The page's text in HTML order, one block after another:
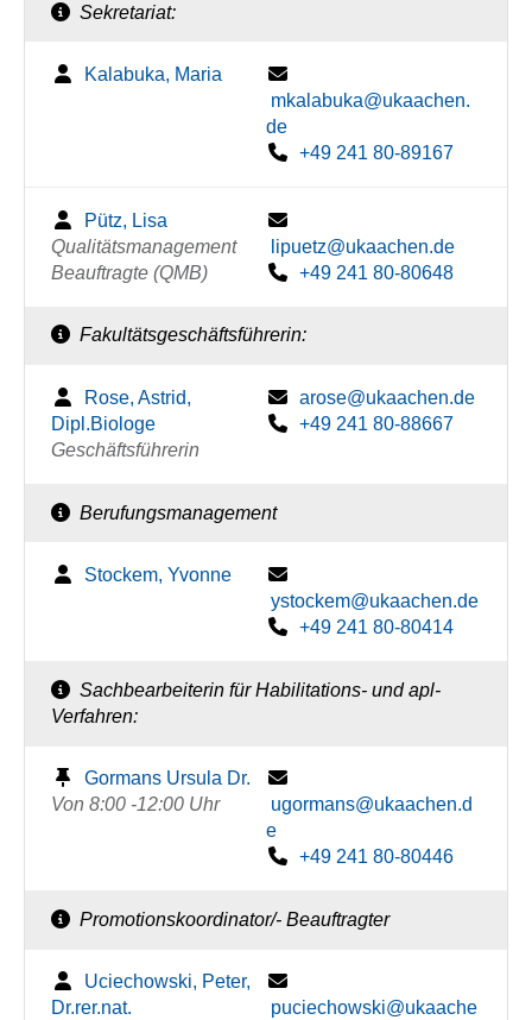
Sekretariat:
Kalabuka, Maria
mkalabuka@ukaachen.
de
+49 241 80-89167
Pütz, Lisa
Qualitätsmanagement
Beauftragte (QMB)
lipuetz@ukaachen.de
+49 241 80-80648
Fakultätsgeschäftsführerin:
Rose, Astrid,
Dipl.Biologe
Geschäftsführerin
arose@ukaachen.de
+49 241 80-88667
Berufungsmanagement
Stockem, Yvonne
ystockem@ukaachen.de
+49 241 80-80414
Sachbearbeiterin für Habilitations- und apl-
Verfahren:
Gormans Ursula Dr.
Von 8:00 -12:00 Uhr
ugormans@ukaachen.d
e
+49 241 80-80446
Promotionskoordinator/- Beauftragter
Uciechowski, Peter,
Dr.rer.nat.
puciechowski@ukaache